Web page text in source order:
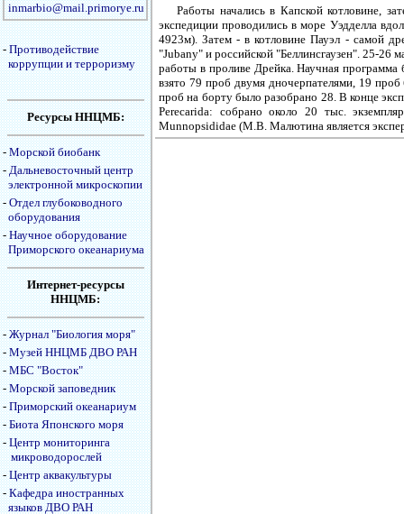
inmarbio@mail.primorye.ru
-Противодействие
коррупции и терроризму
Ресурсы ННЦМБ:
-Морской биобанк
-Дальневосточный центр
электронной микроскопии
-Отдел глубоководного
оборудования
-Научное оборудование
Приморского океанариума
Интернет-ресурсы
ННЦМБ:
-Журнал "Биология моря"
-Музей ННЦМБ ДВО РАН
-МБС "Восток"
-Морской заповедник
-Приморский океанариум
-Биота Японского моря
-Центр мониторинга
микроводорослей
-Центр аквакультуры
-Кафедра иностранных
языков ДВО РАН
Работы начались в Капской котловине,
экспедиции проводились в море Уэдделла
4923м). Затем - в котловине Пауэл - самой
"Jubany" и российской "Беллинсгаузен". 25-26
работы в проливе Дрейка. Научная
взято 79 проб двумя дночерпателями, 19
проб на борту было разобрано 28. В конце
Perecarida: собрано около 20 тыс.
Munnopsididae (М.В. Малютина является